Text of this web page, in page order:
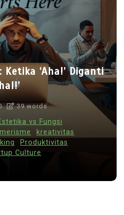
‘Aha!’ Diganti
39 words
vs Fungsi
kreativitas
Produktivitas
Culture